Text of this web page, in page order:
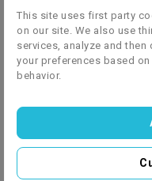
więcej mocy, co
wydajność,
oznacza, że są
trudniejszymi
wzniesieniami.
tankowanie
szybsze. Możesz
kontynuować
This site uses first party
on our site. We also use
services, analyze and
your preferences based
behavior.